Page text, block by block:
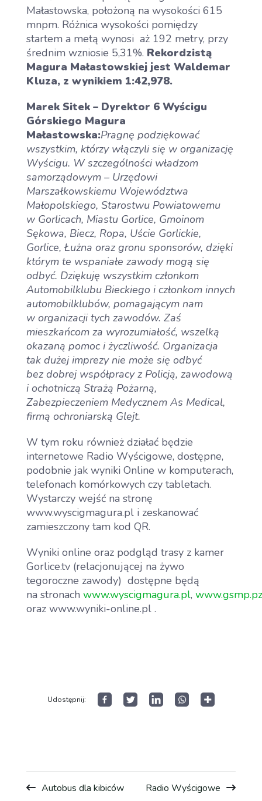
Aktualności
Dla Zawodnika
Dla Kibica
Open
menu
Dla Mediów
Historia wyścigu
Wyniki GSMP
Galeria
Kontakt
Małastowska, położoną na wysokości 615
mnpm. Różnica wysokości pomiędzy
startem a metą wynosi aż 192 metry, przy
średnim wzniosie 5,31%. Rekordzistą
Magura Małastowskiej jest Waldemar
Kluza, z wynikiem 1:42,978.
Marek Sitek – Dyrektor 6 Wyścigu
Górskiego Magura
Małastowska:Pragnę podziękować
wszystkim, którzy włączyli się w organizację
Wyścigu. W szczególności władzom
samorządowym – Urzędowi
Marszałkowskiemu Województwa
Małopolskiego, Starostwu Powiatowemu
w Gorlicach, Miastu Gorlice, Gmoinom
Sękowa, Biecz, Ropa, Uście Gorlickie,
Gorlice, Łużna oraz gronu sponsorów, dzięki
którym te wspaniałe zawody mogą się
odbyć. Dziękuję wszystkim członkom
Automobilklubu Bieckiego i członkom innych
automobilklubów, pomagającym nam
w organizacji tych zawodów. Zaś
mieszkańcom za wyrozumiałość, wszelką
okazaną pomoc i życzliwość. Organizacja
tak dużej imprezy nie może się odbyć
bez dobrej współpracy z Policją, zawodową
i ochotniczą Strażą Pożarną,
Zabezpieczeniem Medycznem As Medical,
firmą ochroniarską Glejt.
W tym roku również działać będzie
internetowe Radio Wyścigowe, dostępne,
podobnie jak wyniki Online w komputerach,
telefonach komórkowych czy tabletach.
Wystarczy wejść na stronę
www.wyscigmagura.pl i zeskanować
zamieszczony tam kod QR.
Wyniki online oraz podgląd trasy z kamer
Gorlice.tv (relacjonującej na żywo
tegoroczne zawody) dostępne będą
na stronach www.wyscigmagura.pl,
oraz www.wyniki-online.pl .
Udostępnij:
Autobus dla kibiców Radio Wyścigowe